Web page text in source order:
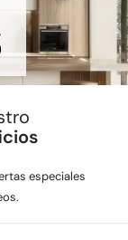
Guantes Descarne
especiales